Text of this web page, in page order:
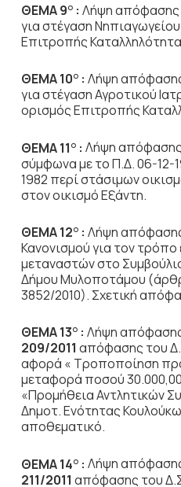
ΘΕΜΑ 9Ο: Λήψη απόφασης
για στέγαση
Επιτροπής
ΘΕΜΑ 10Ο: Λήψη
για στέγαση Αγροτικού
ορισμός Επιτροπής
ΘΕΜΑ 11 Ο: Λήψη απόφασης
σύμφωνα με το Π.Δ. 06-12-
1982 περί στάσιμων
στον οικισμό Εξάντη.
ΘΕΜΑ 12Ο: Λήψη
Κανονισμού για τον
μεταναστών στο
Δήμου Μυλοποτάμου
3852/2010). Σχετική
ΘΕΜΑ 13Ο: Λήψη απόφασης
209/2011 απόφασης του
αφορά « Τροποποίηση
μεταφορά ποσού
«Προμήθεια Αντλητικών
Δημοτ. Ενότητας
αποθεματικό.
ΘΕΜΑ 14Ο: Λήψη απόφασης
211/2011 απόφασης του